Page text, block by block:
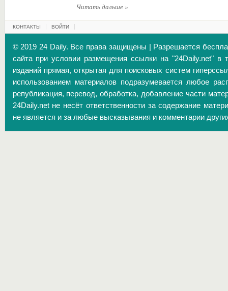
Читать дальше»
КОНТАКТЫ ВОЙТИ
© 2019 24 Daily. Все права защищены | Разрешается
сайта при условии размещения ссылки на "24Daily.net" в
изданий прямая, открытая для поисковых систем
использованием материалов подразумевается любое
републикация, перевод, обработка, добавление части
24Daily.net не несёт ответственности за содержание
не является и за любые высказывания и комментарии